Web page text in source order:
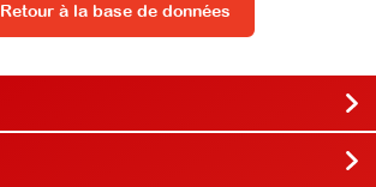
Retour à la base de données